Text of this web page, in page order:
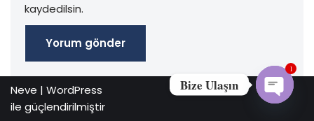
kaydedilsin.
Neve | WordPress
ile güçlendirilmiştir
Bize Ulaşın
1